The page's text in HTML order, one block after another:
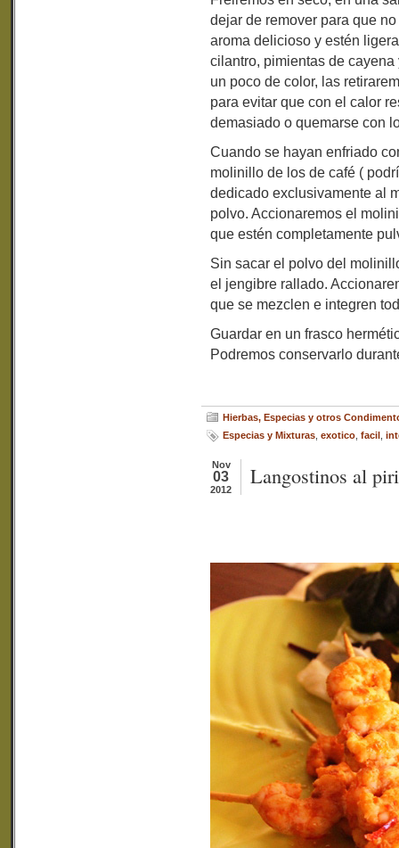
dejar de remover para que
aroma delicioso y estén
cilantro, pimientas de
un poco de color, las
para evitar que con el calor
demasiado o quemarse con
Cuando se hayan enfriado
molinillo de los de café (
dedicado exclusivamente al
polvo. Accionaremos el
que estén completamente
Sin sacar el polvo del
el jengibre rallado.
que se mezclen e integren
Guardar en un frasco
Podremos conservarlo
Hierbas, Especias y otros
Especias y Mixturas exotico facil
Nov
03
2012
Langostinos al